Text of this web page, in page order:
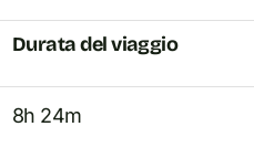
Durata del viaggio
8h 24m